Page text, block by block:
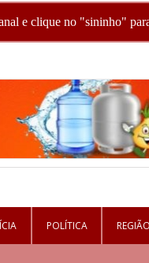
e clique no "sininho"
POLÍTICA REGIÃO